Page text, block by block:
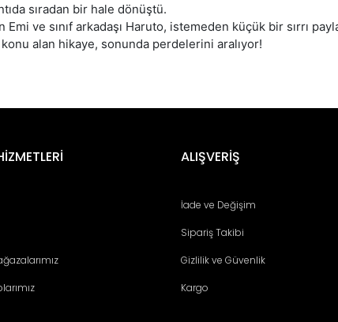
sıradan bir hale dönüştü.
ve sınıf arkadaşı Haruto, istemeden küçük bir sırrı
alan hikaye, sonunda perdelerini aralıyor!
Yorum YazALIŞVERİŞ
İade ve Değişim
Sipariş Takibi
Gizlilik ve Güvenlik
Kargo